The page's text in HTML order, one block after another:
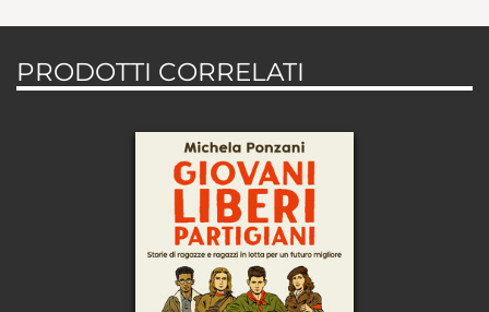
PRODOTTI CORRELATI